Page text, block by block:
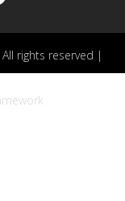
rights reserved |